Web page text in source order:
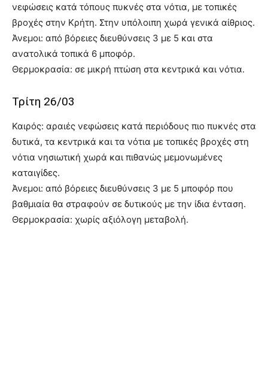
νεφώσεις κατά τόπους πυκνές στα νότια, με τοπικές
βροχές στην Κρήτη. Στην υπόλοιπη χωρά γενικά αίθριος.
Άνεμοι: από βόρειες διευθύνσεις 3 με 5 και στα
ανατολικά τοπικά 6 μποφόρ.
Θερμοκρασία: σε μικρή πτώση στα κεντρικά και νότια.
Τρίτη 26/03
Καιρός: αραιές νεφώσεις κατά περιόδους πιο πυκνές στα
δυτικά, τα κεντρικά και τα νότια με τοπικές βροχές στη
νότια νησιωτική χωρά και πιθανώς μεμονωμένες
καταιγίδες.
Άνεμοι: από βόρειες διευθύνσεις 3 με 5 μποφόρ που
βαθμιαία θα στραφούν σε δυτικούς με την ίδια ένταση.
Θερμοκρασία: χωρίς αξιόλογη μεταβολή.